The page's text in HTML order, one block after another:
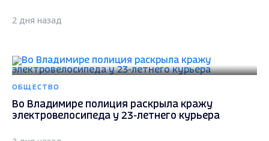
2 дня назад
ОБЩЕСТВО
Во Владимире полиция раскрыла кражу
электровелосипеда у 23-летнего курьера